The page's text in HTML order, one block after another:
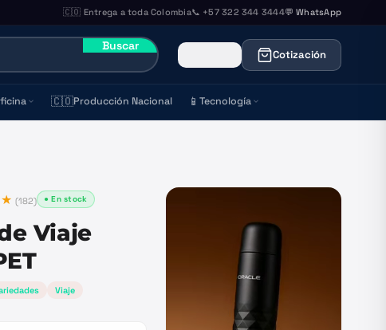
🇨🇴 Entrega a toda Colombia📞 +57 322 344 3444💬 WhatsApp
Buscar
Cotización
🇨🇴Producción Nacional 📱 Tecnología
(182) ● En stock
Viaje
Viaje